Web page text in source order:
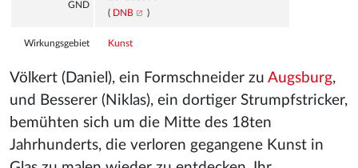
GND
( DNB )
Wirkungsgebiet Kunst
Völkert (Daniel), ein Formschneider zu Augsburg,
und Besserer (Niklas), ein dortiger Strumpfstricker,
bemühten sich um die Mitte des 18ten
Jahrhunderts, die verloren gegangene Kunst in